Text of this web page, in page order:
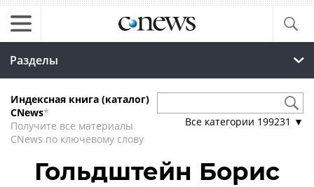
Разделы
Индексная книга (каталог)
CNews*
Получите все материалы
CNews по ключевому слову
Все категории 199231 ▼
Гольдштейн Борис